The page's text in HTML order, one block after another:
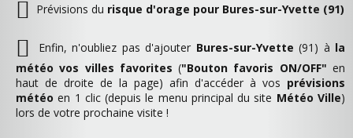
Prévisions du risque d'orage pour Bures-sur-Yvette (91)
Enfin, n'oubliez pas d'ajouter Bures-sur-Yvette (91) à la
météo vos villes favorites ("Bouton favoris ON/OFF" en
haut de droite de la page) afin d'accéder à vos prévisions
météo en 1 clic (depuis le menu principal du site Météo Ville)
lors de votre prochaine visite !